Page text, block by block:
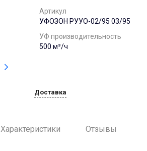
Артикул
УФОЗОН РУУО-02/95 03/95
УФ производительность
500 м³/ч
Доставка
Характеристики Отзывы